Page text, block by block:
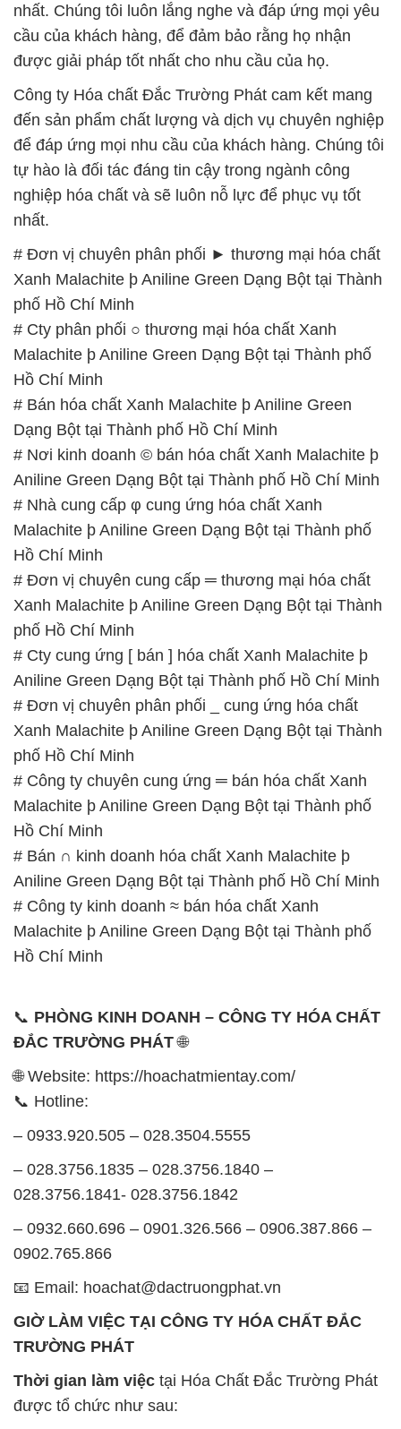
nhất. Chúng tôi luôn lắng nghe và đáp ứng mọi yêu
cầu của khách hàng, để đảm bảo rằng họ nhận
được giải pháp tốt nhất cho nhu cầu của họ.
Công ty Hóa chất Đắc Trường Phát cam kết mang
đến sản phẩm chất lượng và dịch vụ chuyên nghiệp
để đáp ứng mọi nhu cầu của khách hàng. Chúng tôi
tự hào là đối tác đáng tin cậy trong ngành công
nghiệp hóa chất và sẽ luôn nỗ lực để phục vụ tốt
nhất.
# Đơn vị chuyên phân phối ► thương mại hóa chất
Xanh Malachite þ Aniline Green Dạng Bột tại Thành
phố Hồ Chí Minh
# Cty phân phối ○ thương mại hóa chất Xanh
Malachite þ Aniline Green Dạng Bột tại Thành phố
Hồ Chí Minh
# Bán hóa chất Xanh Malachite þ Aniline Green
Dạng Bột tại Thành phố Hồ Chí Minh
# Nơi kinh doanh © bán hóa chất Xanh Malachite þ
Aniline Green Dạng Bột tại Thành phố Hồ Chí Minh
# Nhà cung cấp φ cung ứng hóa chất Xanh
Malachite þ Aniline Green Dạng Bột tại Thành phố
Hồ Chí Minh
# Đơn vị chuyên cung cấp ═ thương mại hóa chất
Xanh Malachite þ Aniline Green Dạng Bột tại Thành
phố Hồ Chí Minh
# Cty cung ứng [ bán ] hóa chất Xanh Malachite þ
Aniline Green Dạng Bột tại Thành phố Hồ Chí Minh
# Đơn vị chuyên phân phối _ cung ứng hóa chất
Xanh Malachite þ Aniline Green Dạng Bột tại Thành
phố Hồ Chí Minh
# Công ty chuyên cung ứng ═ bán hóa chất Xanh
Malachite þ Aniline Green Dạng Bột tại Thành phố
Hồ Chí Minh
# Bán ∩ kinh doanh hóa chất Xanh Malachite þ
Aniline Green Dạng Bột tại Thành phố Hồ Chí Minh
# Công ty kinh doanh ≈ bán hóa chất Xanh
Malachite þ Aniline Green Dạng Bột tại Thành phố
Hồ Chí Minh
📞 PHÒNG KINH DOANH – CÔNG TY HÓA CHẤT
ĐẮC TRƯỜNG PHÁT🌐
🌐 Website: https://hoachatmientay.com/
📞 Hotline:
– 0933.920.505 – 028.3504.5555
– 028.3756.1835 – 028.3756.1840 –
028.3756.1841- 028.3756.1842
– 0932.660.696 – 0901.326.566 – 0906.387.866 –
0902.765.866
📧 Email: hoachat@dactruongphat.vn
GIỜ LÀM VIỆC TẠI CÔNG TY HÓA CHẤT ĐẮC
TRƯỜNG PHÁT
Thời gian làm việc tại Hóa Chất Đắc Trường Phát
được tổ chức như sau: